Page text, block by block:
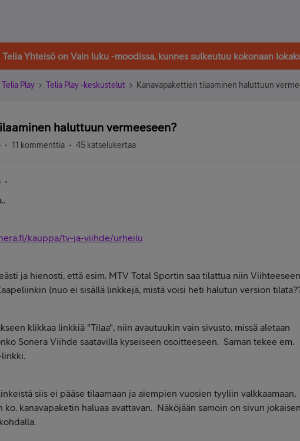
Telia Yhteisö on Vain luku -moodissa, kunnes sulkeutuu kokonaan
Telia Play Telia Play -keskustelut Kanavapakettien tilaaminen haluttuun
haluttuun vermeeseen?
11 kommenttia 45 katselukertaa
kauppa/tv-ja-viihde/urheilu
ja hienosti, että esim. MTV Total Sportin saa tilattua niin
(nuo ei sisällä linkkejä, mistä voisi heti halutun version
klikkaa linkkiä "Tilaa", niin avautuukin vain sivusto, missä aletaan
Sonera Viihde saatavilla kyseiseen osoitteeseen. Saman tekee em.
siis ei pääse tilaamaan ja aiempien vuosien tyyliin valkkaamaan,
ko. kanavapaketin haluaa avattavan. Näköjään samoin on sivun jokaisen